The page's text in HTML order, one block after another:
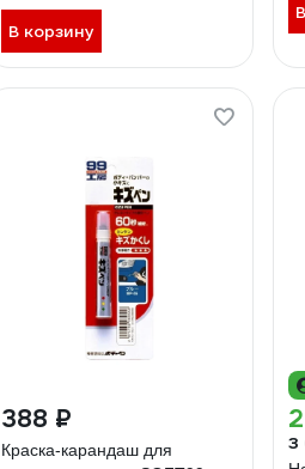
В корзину
388 ₽
Краска-карандаш для
3